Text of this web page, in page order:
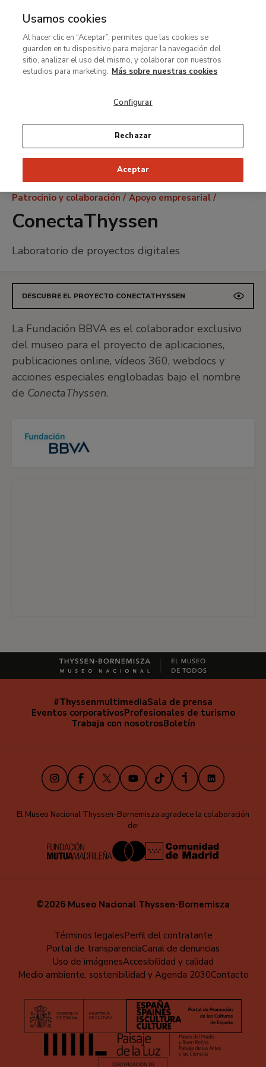
MENÚ
contenido
principal
Ruta
de
navegación
Patrocinio y colaboración Apoyo empresarial
ConectaThyssen
Laboratorio de proyectos digitales
DESCUBRE EL PROYECTO CONECTATHYSSEN
La Fundación BBVA es el colaborador exclusivo
del museo para el proyecto de aplicaciones,
publicaciones online, vídeos 360, webdocs y
acciones especiales englobadas bajo el nombre
de ConectaThyssen.
Navegación
secundaria
#ThyssenmultimediaSala de prensa
Eventos corporativosProfesionales de turismo
Trabaja con nosotrosBoletín
InstagramFacebook
X YoutubeTikTokiVooxLinkedIn
El Museo Nacional Thyssen-Bornemisza agradece la colaboración
de:
©2026 Museo Nacional Thyssen-Bornemisza
pie
Términos legalesPerfil del contratante
Portal de transparenciaCanal de denuncias
Uso de imágenesAccesibilidad y calidad
Medio ambiente, sostenibilidad y Agenda 2030Contacto
Usamos cookies
Al hacer clic en “Aceptar”, permites que las cookies se
guarden en tu dispositivo para mejorar la navegación del
sitio, analizar el uso del mismo, y colaborar con nuestros
estudios para marketing. Más sobre nuestras cookies
Configurar
Rechazar
Aceptar